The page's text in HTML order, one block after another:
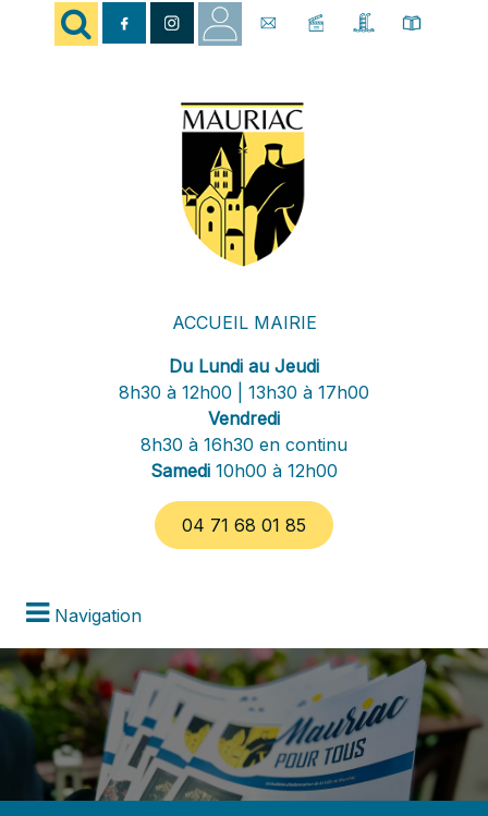
ACCUEIL MAIRIE
Du Lundi au Jeudi
8h30 à 12h00 | 13h30 à 17h00
Vendredi
8h30 à 16h30 en continu
Samedi 10h00 à 12h00
04 71 68 01 85
Navigation